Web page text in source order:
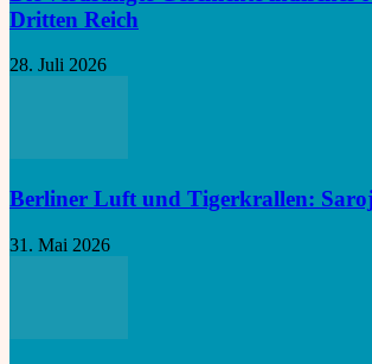
Dritten Reich
28. Juli 2026
Berliner Luft und Tigerkrallen:
31. Mai 2026